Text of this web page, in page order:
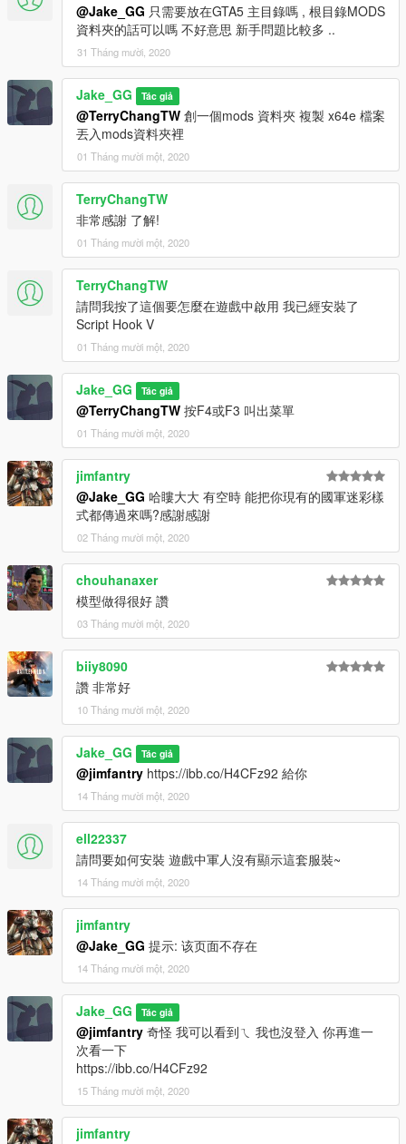
@Jake_GG 只需要放在GTA5 主目錄嗎 , 根目錄MODS
資料夾的話可以嗎 不好意思 新手問題比較多 ..
31 Tháng mười, 2020
Jake_GG Tác giả
@TerryChangTW 創一個mods 資料夾 複製 x64e 檔案
丟入mods資料夾裡
01 Tháng mười một, 2020
TerryChangTW
非常感謝 了解!
01 Tháng mười một, 2020
TerryChangTW
請問我按了這個要怎麼在遊戲中啟用 我已經安裝了
Script Hook V
01 Tháng mười một, 2020
Jake_GG Tác giả
@TerryChangTW 按F4或F3 叫出菜單
01 Tháng mười một, 2020
jimfantry
@Jake_GG 哈瞜大大 有空時 能把你現有的國軍迷彩樣
式都傳過來嗎?感謝感謝
02 Tháng mười một, 2020
chouhanaxer
模型做得很好 讚
03 Tháng mười một, 2020
biiy8090
讚 非常好
10 Tháng mười một, 2020
Jake_GG Tác giả
@jimfantry https://ibb.co/H4CFz92 給你
14 Tháng mười một, 2020
ell22337
請問要如何安裝 遊戲中軍人沒有顯示這套服裝~
14 Tháng mười một, 2020
jimfantry
@Jake_GG 提示: 该页面不存在
14 Tháng mười một, 2020
Jake_GG Tác giả
@jimfantry 奇怪 我可以看到ㄟ 我也沒登入 你再進一
次看一下
https://ibb.co/H4CFz92
15 Tháng mười một, 2020
jimfantry